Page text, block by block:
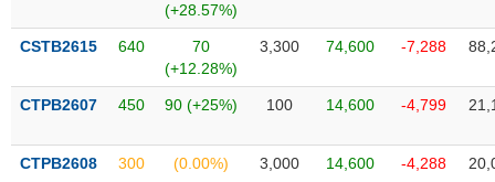
(+28.57%)
CSTB2615 640
70
(+12.28%)
3,300 74,600 -7,288
CTPB2607 450 90 (+25%) 100 14,600 -4,799
CTPB2608 300 (0.00%) 3,000 14,600 -4,288
Công
đầu
tư